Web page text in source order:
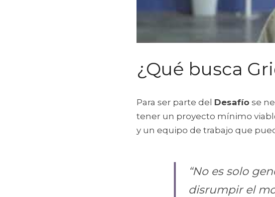
¿Qué busca
Para ser parte del Desafío se
tener un proyecto mínimo
y un equipo de trabajo que
“No es solo
disrumpir el